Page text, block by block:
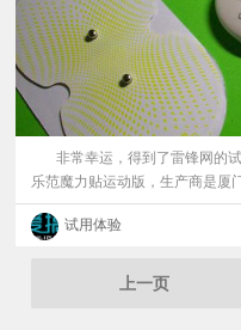
非常幸运，得到了雷锋网的试
乐范魔力贴运动版，生产商是厦
试用体验
上一页